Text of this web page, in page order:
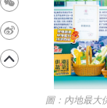
圖：內地最大供